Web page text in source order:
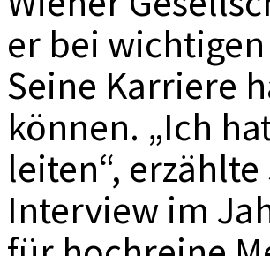
er bei
Seine Karriere
können. „Ich
leiten“,
Interview im